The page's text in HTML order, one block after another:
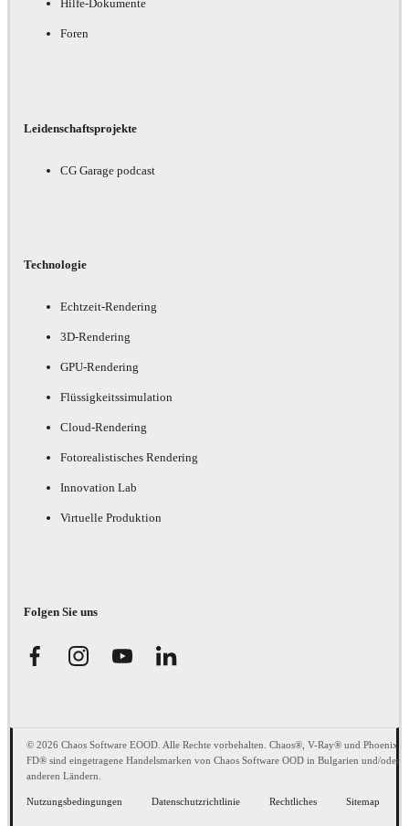
Hilfe-Dokumente
Foren
Leidenschaftsprojekte
CG Garage podcast
Technologie
Echtzeit-Rendering
3D-Rendering
GPU-Rendering
Flüssigkeitssimulation
Cloud-Rendering
Fotorealistisches Rendering
Innovation Lab
Virtuelle Produktion
Folgen Sie uns
© 2026 Chaos Software EOOD. Alle Rechte vorbehalten. Chaos®, V-Ray® und Phoenix
FD® sind eingetragene Handelsmarken von Chaos Software OOD in Bulgarien und/oder
anderen Ländern.
Nutzungsbedingungen Datenschutzrichtlinie Rechtliches Sitemap